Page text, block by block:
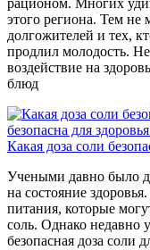
рационом. Многих
этого региона. Тем не
долгожителей и тех,
продлил молодость.
воздействие на
блюд
безопасна для здоровья
Какая доза соли
Учеными давно было
на состояние
питания, которые
соль. Однако недавно
безопасная доза соли